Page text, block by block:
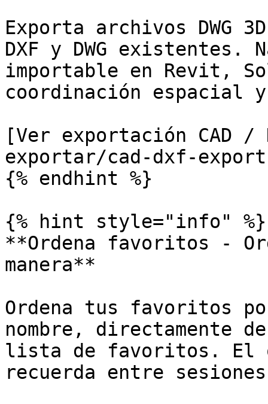
Exporta archivos DWG
DXF y DWG existentes.
importable en Revit,
coordinación espacial
[Ver exportación CAD
exportar/cad-dxf-
{% endhint %}
{% hint style="info" %}
**Ordena favoritos -
manera**
Ordena tus favoritos
nombre, directamente
lista de favoritos. El
recuerda entre